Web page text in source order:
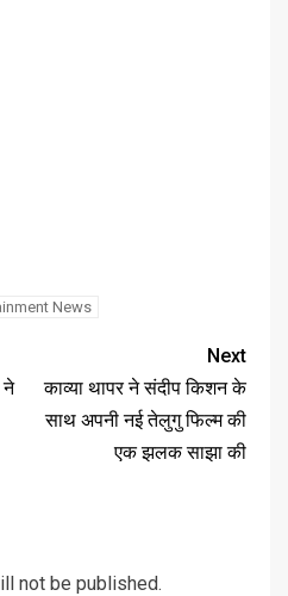
News
ने
Next
काव्या थापर ने संदीप किशन के
साथ अपनी नई तेलुगु फिल्म की
एक झलक साझा की
not be published.